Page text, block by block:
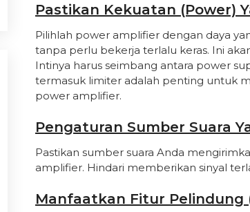
Pastikan Kekuatan (Power)
Pilihlah power amplifier dengan daya
tanpa perlu bekerja terlalu keras. Ini
Intinya harus seimbang antara power
termasuk limiter adalah penting untuk
power amplifier.
Pengaturan Sumber Suara
Pastikan sumber suara Anda
amplifier. Hindari memberikan sinyal
Manfaatkan Fitur Pelindung